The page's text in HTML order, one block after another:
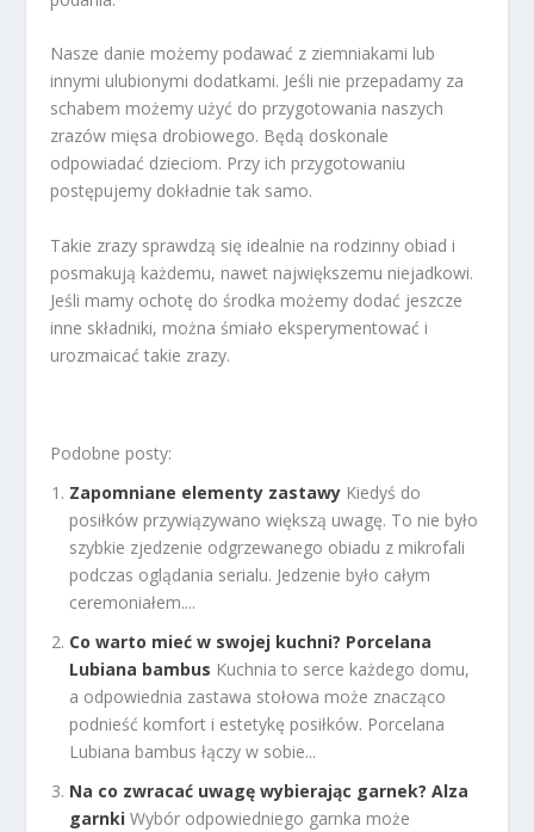
Nasze danie możemy podawać z ziemniakami lub
innymi ulubionymi dodatkami. Jeśli nie przepadamy za
schabem możemy użyć do przygotowania naszych
zrazów mięsa drobiowego. Będą doskonale
odpowiadać dzieciom. Przy ich przygotowaniu
postępujemy dokładnie tak samo.
Takie zrazy sprawdzą się idealnie na rodzinny obiad i
posmakują każdemu, nawet największemu niejadkowi.
Jeśli mamy ochotę do środka możemy dodać jeszcze
inne składniki, można śmiało eksperymentować i
urozmaicać takie zrazy.
Podobne posty:
Zapomniane elementy zastawy Kiedyś do
posiłków przywiązywano większą uwagę. To nie było
szybkie zjedzenie odgrzewanego obiadu z mikrofali
podczas oglądania serialu. Jedzenie było całym
ceremoniałem....
Co warto mieć w swojej kuchni? Porcelana
Lubiana bambus Kuchnia to serce każdego domu,
a odpowiednia zastawa stołowa może znacząco
podnieść komfort i estetykę posiłków. Porcelana
Lubiana bambus łączy w sobie...
Na co zwracać uwagę wybierając garnek? Alza
garnki Wybór odpowiedniego garnka może